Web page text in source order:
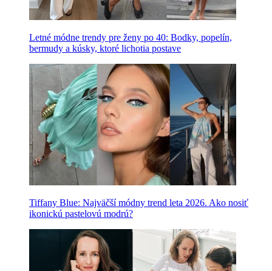
Letné módne trendy pre ženy po 40: Bodky, popelín,
bermudy a kúsky, ktoré lichotia postave
Tiffany Blue: Najväčší módny trend leta 2026. Ako nosiť
ikonickú pastelovú modrú?